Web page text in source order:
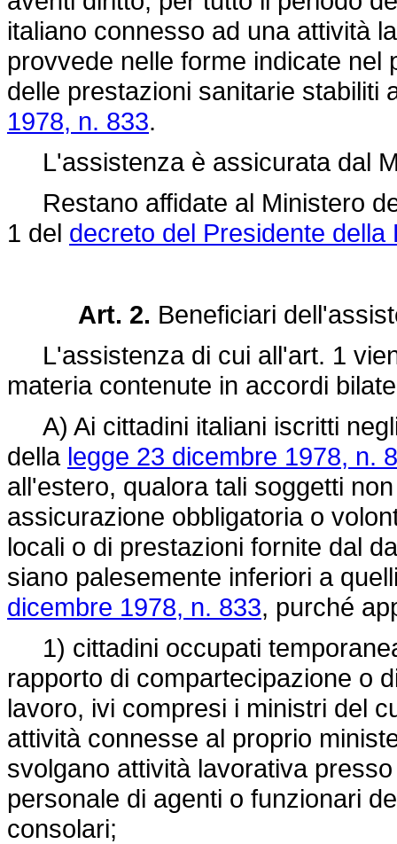
italiano connesso ad una attività
provvede nelle forme indicate nel
delle prestazioni sanitarie stabiliti
1978, n. 833.
L'assistenza è assicurata dal
Restano affidate al Ministero
1 del decreto del Presidente
Art. 2. Beneficiari
L'assistenza di cui all'art. 1
materia contenute in accordi
A) Ai cittadini italiani iscritti
della legge 23 dicembre 1978, n.
all'estero, qualora tali soggetti
assicurazione obbligatoria o
locali o di prestazioni fornite dal
siano palesemente inferiori a
dicembre 1978, n. 833, purché
1) cittadini occupati
rapporto di compartecipazione o
lavoro, ivi compresi i ministri del
attività connesse al proprio
svolgano attività lavorativa
personale di agenti o funzionari
consolari;